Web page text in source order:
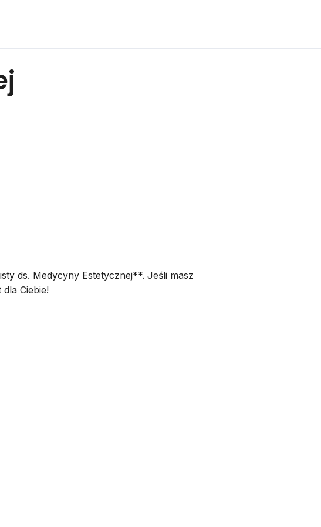
ds. Medycyny Estetycznej**. Jeśli masz
Ciebie!